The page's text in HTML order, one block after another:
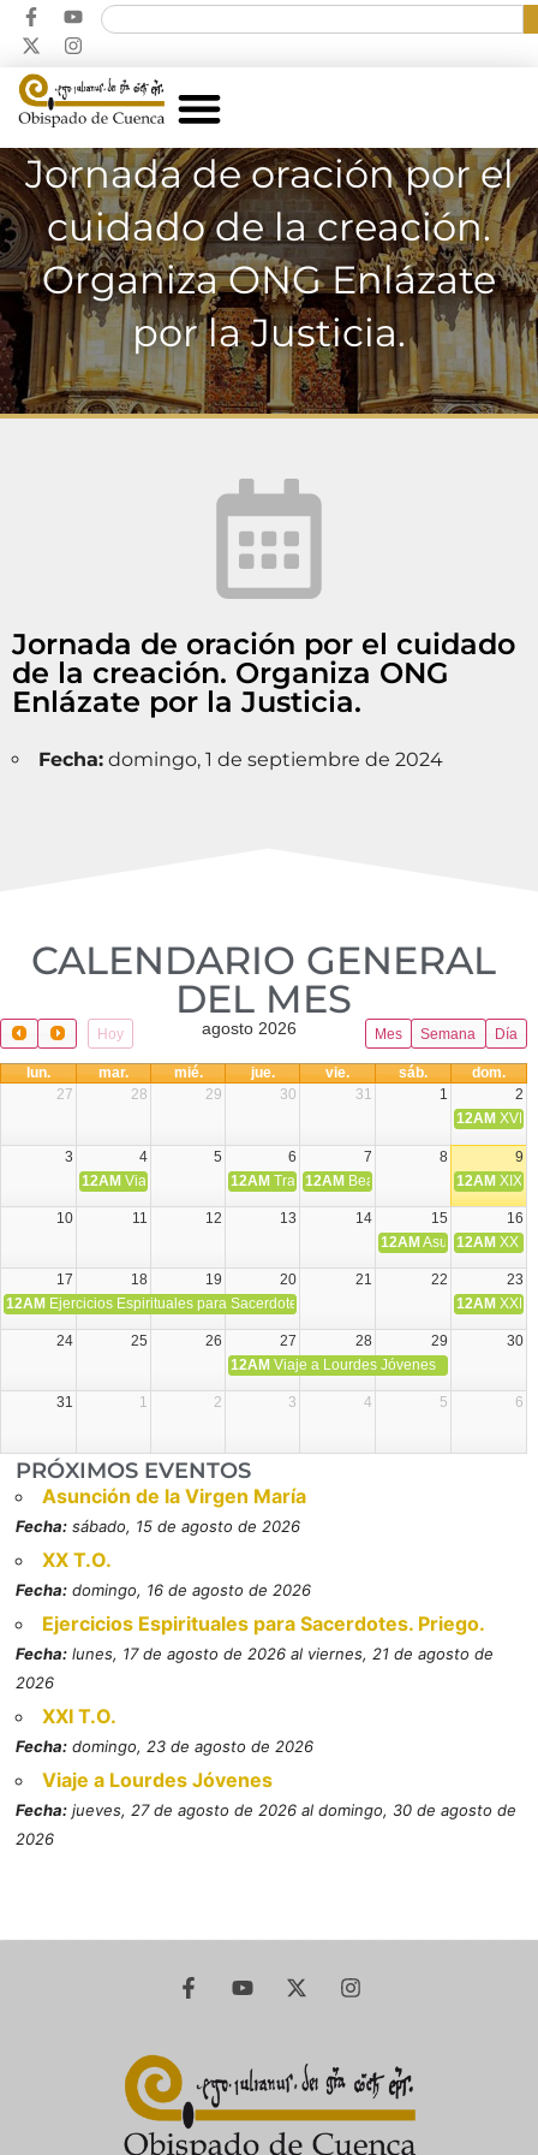
Jornada de oración por el
cuidado de la creación.
Organiza ONG Enlázate
por la Justicia.
Jornada de oración por el cuidado
de la creación. Organiza ONG
Enlázate por la Justicia.
Fecha: domingo, 1 de septiembre de 2024
CALENDARIO GENERAL
DEL MES​
Hoy Mes Semana Día
agosto 2026
lun. mar. mié. jue. vie. sáb.
dom.
27
28 29 30 31 1
2
12AM XVIII
3 4 5 6 7 8
9
12AM Viaje Diocesano a Japón.
12AM Transfiguración del Señor
12AM Beatos Cruz Laplana,
12AM XIX
10 11 12 13 14 15
16
12AM Asunción de la
12AM XX
17 18 19 20 21 22
23
12AM Ejercicios Espirituales para Sacerdotes. Priego. 12AM XXI
24 25 26 27 28 29
30
12AM Viaje a Lourdes Jóvenes
31 1 2 3 4 5 6
PRÓXIMOS EVENTOS
Asunción de la Virgen María
Fecha: sábado, 15 de agosto de 2026
XX T.O.
Fecha: domingo, 16 de agosto de 2026
Ejercicios Espirituales para Sacerdotes. Priego.
Fecha: lunes, 17 de agosto de 2026 al viernes, 21 de agosto de
2026
XXI T.O.
Fecha: domingo, 23 de agosto de 2026
Viaje a Lourdes Jóvenes
Fecha: jueves, 27 de agosto de 2026 al domingo, 30 de agosto de
2026